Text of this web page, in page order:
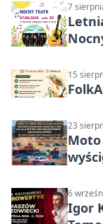
7
15
23
Moto
6
Igor